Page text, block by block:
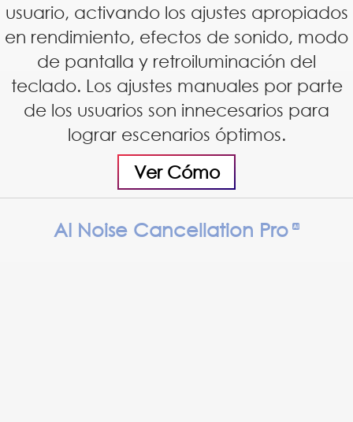
usuario, activando los ajustes apropiados
en rendimiento, efectos de sonido, modo
de pantalla y retroiluminación del
teclado. Los ajustes manuales por parte
de los usuarios son innecesarios para
lograr escenarios óptimos.
Ver Cómo
AI Noise Cancellation Pro